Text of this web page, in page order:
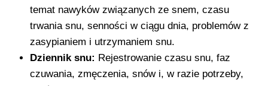
temat nawyków związanych ze snem, czasu
trwania snu, senności w ciągu dnia, problemów z
zasypianiem i utrzymaniem snu.
Dziennik snu: Rejestrowanie czasu snu, faz
czuwania, zmęczenia, snów i, w razie potrzeby,